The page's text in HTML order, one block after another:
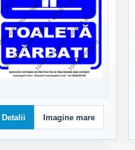
Detalii Imagine mare